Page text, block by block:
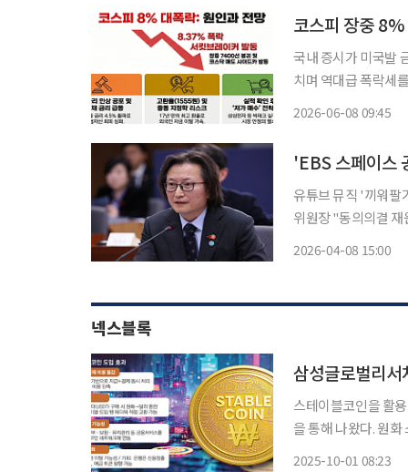
코스피 장중
국내 증시가 미국발
치며 역대급 폭락세를 기록했다. 8일 한국거래소에 따르면
2026-06-08 09:45
'EBS 스페이스
유튜브 뮤직 '끼워팔
위원장 "동의의결 재원으로
2026-04-08 15:00
넥스블록
삼성글로벌리
스테이블코인을 활
을 통해 나왔다. 원
2025-10-01 08:23